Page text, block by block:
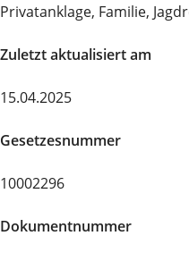
Privatanklage, Familie,
Zuletzt aktualisiert am
15.04.2025
Gesetzesnummer
10002296
Dokumentnummer